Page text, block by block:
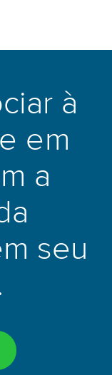
à
em
a
seu